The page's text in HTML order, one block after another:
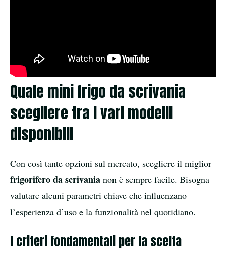
Quale mini frigo da scrivania
scegliere tra i vari modelli
disponibili
Con così tante opzioni sul mercato, scegliere il miglior
frigorifero da scrivania non è sempre facile. Bisogna
valutare alcuni parametri chiave che influenzano
l’esperienza d’uso e la funzionalità nel quotidiano.
I criteri fondamentali per la scelta